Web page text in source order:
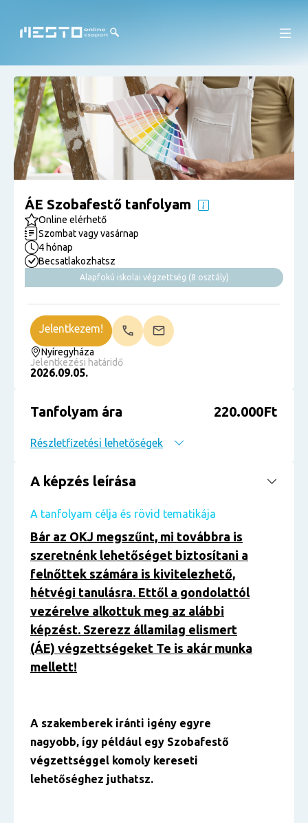
ÁE Szobafestő tanfolyam
Online elérhető
Szombat vagy vasárnap
4 hónap
Becsatlakozhatsz
Alapfokú iskolai végzettség (8 osztály)
Nyíregyháza
Jelentkezési határidő
2026.09.05.
Jelentkezem!
Tanfolyam ára 220.000Ft
Részletfizetési lehetőségek
A képzés leírása
A tanfolyam célja és rövid tematikája
Bár az OKJ megszűnt, mi továbbra is
szeretnénk lehetőséget biztosítani a
felnőttek számára is kivitelezhető,
hétvégi tanulásra. Ettől a gondolattól
vezérelve alkottuk meg az alábbi
képzést. Szerezz államilag elismert
(ÁE) végzettségeket Te is akár munka
mellett!
A szakemberek iránti igény egyre
nagyobb, így például egy Szobafestő
végzettséggel komoly kereseti
lehetőséghez juthatsz.